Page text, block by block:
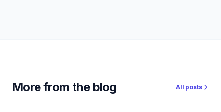
More from the blog All posts